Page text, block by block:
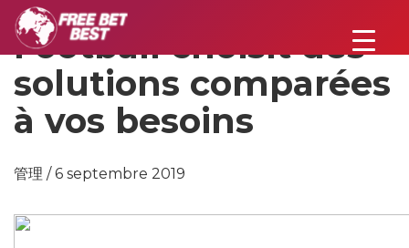
Football choisit des
solutions comparées
à vos besoins
管理 / 6 septembre 2019